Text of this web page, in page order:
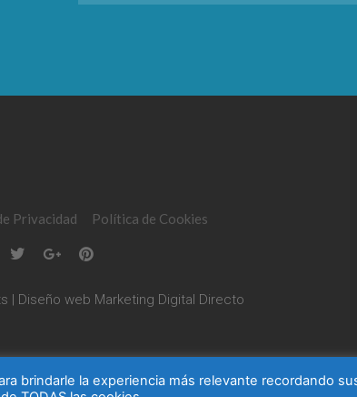
Privacidad Política de Cookies
| Diseño web Marketing Digital Directo
brindarle la experiencia más relevante recordando